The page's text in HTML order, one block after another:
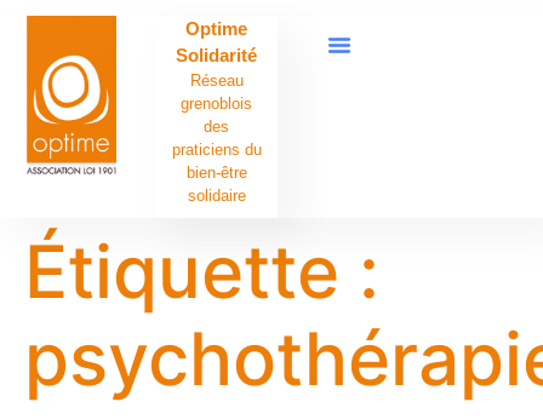
Optime
Solidarité
Réseau
grenoblois
des
praticiens du
bien-être
solidaire
Étiquette :